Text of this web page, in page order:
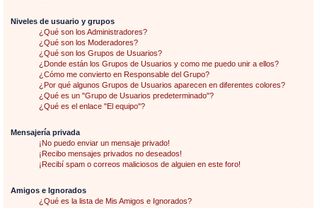
Niveles de usuario y grupos
¿Qué son los Administradores?
¿Qué son los Moderadores?
¿Qué son los Grupos de Usuarios?
¿Donde están los Grupos de Usuarios y como me puedo unir a ellos?
¿Cómo me convierto en Responsable del Grupo?
¿Por qué algunos Grupos de Usuarios aparecen en diferentes colores?
¿Qué es un "Grupo de Usuarios predeterminado"?
¿Qué es el enlace "El equipo"?
Mensajería privada
¡No puedo enviar un mensaje privado!
¡Recibo mensajes privados no deseados!
¡Recibí spam o correos maliciosos de alguien en este foro!
Amigos e Ignorados
¿Qué es la lista de Mis Amigos e Ignorados?